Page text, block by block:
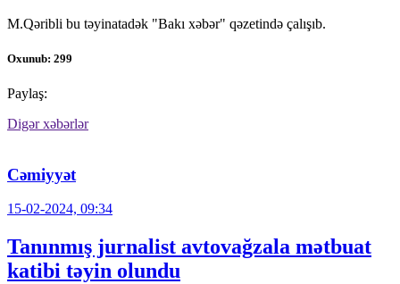
M.Qəribli bu təyinatadək "Bakı xəbər" qəzetində çalışıb.
Oxunub: 299
Paylaş:
Digər xəbərlər
Cəmiyyət
15-02-2024, 09:34
Tanınmış jurnalist avtovağzala mətbuat
katibi təyin olundu